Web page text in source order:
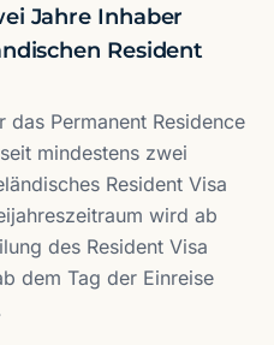
Jahre Inhaber
Resident
das Permanent Residence
mindestens zwei
Resident Visa
wird ab
des Resident Visa
dem Tag der Einreise